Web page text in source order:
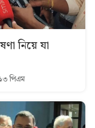
নিয়ে যা
পিএম